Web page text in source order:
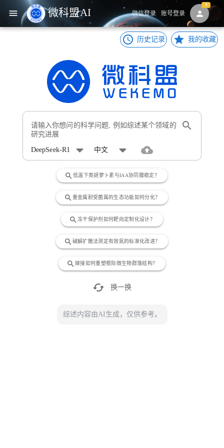
menu 微科盟AI 微信登录 账号登录 person
access_time 历史记录 star 我的收藏
search
DeepSeek-R1 中文 cloud_upload
search 低温下类胡萝卜素与IAA协同膜稳定？
search 重金属耐受菌属的生态功能如何分化？
search 冻干保护剂如何靶向定制化设计？
search 碱解扩散法测定有效氮的标准化改进？
search 嫁接如何重塑根际微生物群落结构？
cached 换一换
综述内容由AI生成，仅供参考。